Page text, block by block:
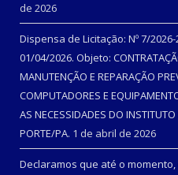
de 2026
Dispensa de Licitação: Nº 7/
01/04/2026. Objeto:
MANUTENÇÃO E REPARAÇÃO
COMPUTADORES E
AS NECESSIDADES DO
PORTE/PA. 1 de abril de 2026
Declaramos que até o